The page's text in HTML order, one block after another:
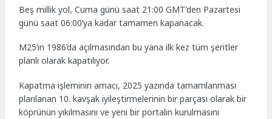
Beş millik yol, Cuma günü saat 21:00 GMT’den Pazartesi
günü saat 06:00’ya kadar tamamen kapanacak.
M25’in 1986’da açılmasından bu yana ilk kez tüm şeritler
planlı olarak kapatılıyor.
Kapatma işleminin amacı, 2025 yazında tamamlanması
planlanan 10. kavşak iyileştirmelerinin bir parçası olarak bir
köprünün yıkılmasını ve yeni bir portalın kurulmasını